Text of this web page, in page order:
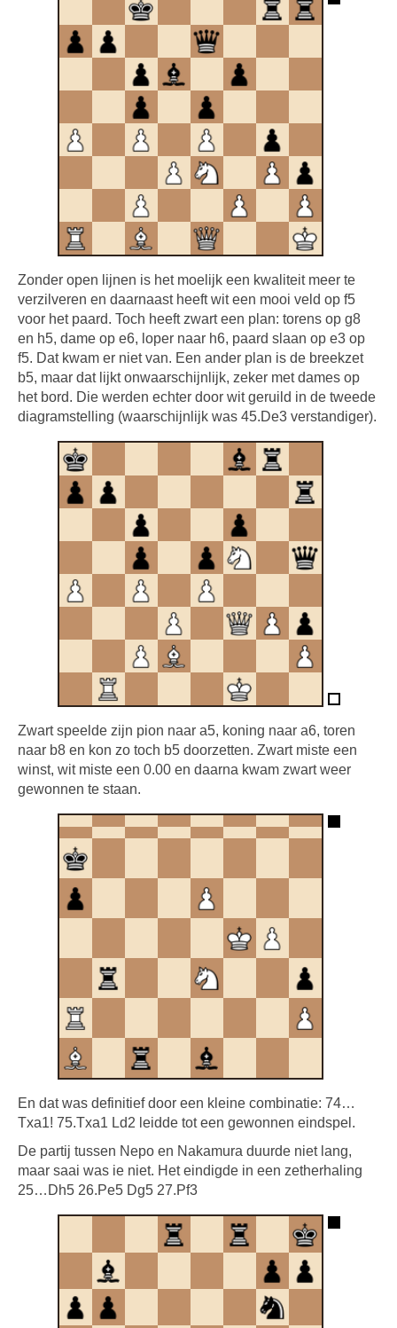
Zonder open lijnen is het moelijk een kwaliteit meer te
verzilveren en daarnaast heeft wit een mooi veld op f5
voor het paard. Toch heeft zwart een plan: torens op g8
en h5, dame op e6, loper naar h6, paard slaan op e3 op
f5. Dat kwam er niet van. Een ander plan is de breekzet
b5, maar dat lijkt onwaarschijnlijk, zeker met dames op
het bord. Die werden echter door wit geruild in de tweede
diagramstelling (waarschijnlijk was 45.De3 verstandiger).
Zwart speelde zijn pion naar a5, koning naar a6, toren
naar b8 en kon zo toch b5 doorzetten. Zwart miste een
winst, wit miste een 0.00 en daarna kwam zwart weer
gewonnen te staan.
En dat was definitief door een kleine combinatie: 74…
Txa1! 75.Txa1 Ld2 leidde tot een gewonnen eindspel.
De partij tussen Nepo en Nakamura duurde niet lang,
maar saai was ie niet. Het eindigde in een zetherhaling
25…Dh5 26.Pe5 Dg5 27.Pf3